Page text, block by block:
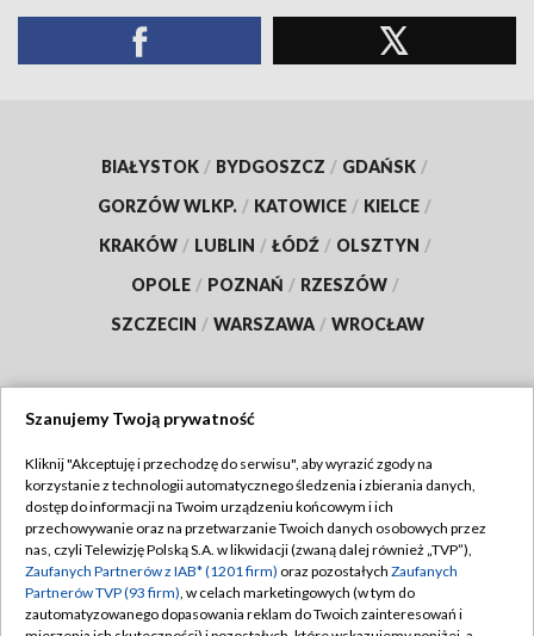
BIAŁYSTOK / BYDGOSZCZ / GDAŃSK /
GORZÓW WLKP. / KATOWICE / KIELCE /
KRAKÓW / LUBLIN / ŁÓDŹ / OLSZTYN /
OPOLE / POZNAŃ / RZESZÓW /
SZCZECIN / WARSZAWA / WROCŁAW
TVP
Abonament TVP
Emisja w TVP
Centrum informacji TVP
Regulamin TVP
Polityka prywatności
Moje zgody
Szanujemy Twoją prywatność
Kliknij "Akceptuję i przechodzę do serwisu", aby wyrazić zgody na
korzystanie z technologii automatycznego śledzenia i zbierania danych,
dostęp do informacji na Twoim urządzeniu końcowym i ich
przechowywanie oraz na przetwarzanie Twoich danych osobowych przez
nas, czyli Telewizję Polską S.A. w likwidacji (zwaną dalej również „TVP”),
Zaufanych Partnerów z IAB* (1201 firm) oraz pozostałych Zaufanych
Partnerów TVP (93 firm), w celach marketingowych (w tym do
zautomatyzowanego dopasowania reklam do Twoich zainteresowań i